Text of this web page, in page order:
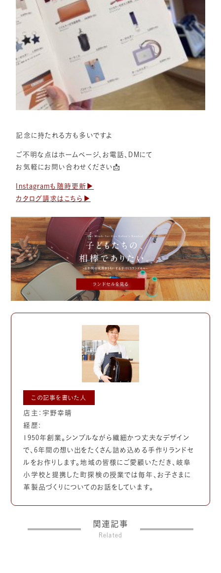
記念に持たれる方も多いですよ
ご不明な点はホームページ、お電話、DMにて
お気軽にお問い合わせください📩
Instagramも随時更新▶︎
カタログ請求はこちら▶︎
この記事を書いた人
店主：宇野幸晴
経歴:
1950年創業。シンプルながら繊細かつ丈夫なデザイン
で、6年間の想い出をたくさん詰め込める手作りランドセ
ルをお作りします。地域の皆様にご愛顧いただき、岐阜
小学校と提携した町探検の授業では毎年、お子さまに
革製品づくりについてのお話をしています。
関連記事
Related